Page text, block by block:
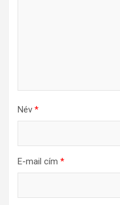
Név *
E-mail cím *